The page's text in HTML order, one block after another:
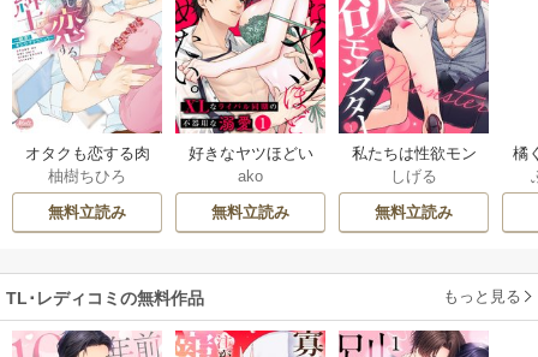
オタクも恋する肉
食紳士【単行本】
【電子限定特典
付】
柚樹ちひろ
無料立読み
好きなヤツほどい
じめたい。XLなラ
イバル同期の不器
用な溺愛
ako
無料立読み
私たちは性欲モン
スター
しげる
無料立読み
橘
TL･レディコミの無料作品 もっと見る